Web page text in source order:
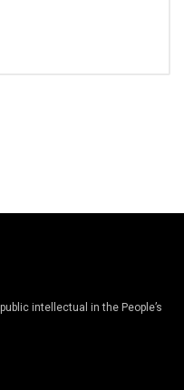
intellectual in the People’s